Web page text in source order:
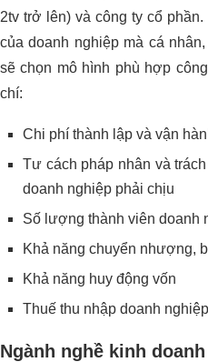
2tv trở lên) và công ty cổ
của doanh nghiệp mà cá
sẽ chọn mô hình phù hợp
chí:
Chi phí thành lập và vận
Tư cách pháp nhân và
doanh nghiệp phải chịu
Số lượng thành viên doanh
Khả năng chuyển nhượng,
Khả năng huy động vốn
Thuế thu nhập doanh nghiệp
Ngành nghề kinh doanh